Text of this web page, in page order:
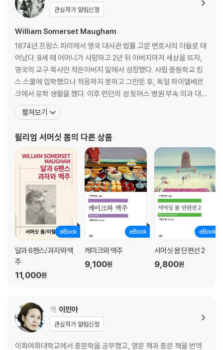
사랑과 러시아 문학
해링턴 씨의 세탁물
역자 해설: 서머싯 몸과 현대 스파이 소설의 탄생
서머싯 몸 연보
관심작가 알림신청
William Somerset Maugham
1874년 프랑스 파리에서 영국 대사관 법률 고문 변호사의 아들로 태
어났다. 8세 때 어머니가 사망하고 2년 뒤 아버지마저 세상을 뜨자,
영국의 교구 목사인 작은아버지 밑에서 성장했다. 사립 중등학교 킹
스 스쿨에 입학했으나 적응하지 못하고 그만둔 후, 독일 하이델베르
크에서 유학 생활을 했다. 이후 런던의 성 토머스 병원 부속 의과 대학
에 입학했지만, 의사보다 작가가 될 꿈을 품고 1897년 첫 소설 『램버
스의 라이자』를 발표하며 성공을 거두었다. 이후 의업을 포기하고 소
트엔드의 극장에서 동시 상연되면서 극작가로
펼쳐보기
윌리엄 서머싯 몸의 다른 상품
달과 6펜스/과자와 맥
주
11,000원
케이크와 맥주
9,100원
서머싯 몸 단편선 2
9,800원
역 이민아
관심작가 알림신청
이화여화대학교에서 중문학을 공부했고, 영문 책과 중문 책을 번역